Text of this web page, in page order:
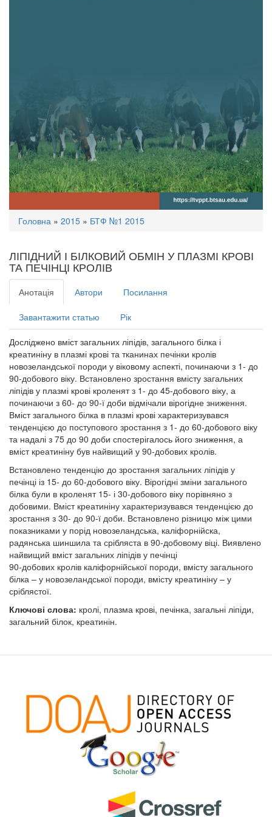
Ви
тут
Головна » 2015 » БТФ №1 2015
ЛІПІДНИЙ І БІЛКОВИЙ ОБМІН У ПЛАЗМІ КРОВІ
ТА ПЕЧІНЦІ КРОЛІВ
Анотація Автори Посилання
Завантажити статью Рік
Досліджено вміст загальних ліпідів, загального білка і
креатиніну в плазмі крові та тканинах печінки кролів
новозеландської породи у віковому аспекті, починаючи з 1- до
90-добового віку. Встановлено зростання вмісту загальних
ліпідів у плазмі крові кроленят з 1- до 45-добового віку, а
починаючи з 60- до 90-ї доби відмічали вірогідне зниження.
Вміст загального білка в плазмі крові характеризувався
тенденцією до поступового зростання з 1- до 60-добового віку
та надалі з 75 до 90 доби спостерігалось його зниження, а
вміст креатиніну був найвищий у 90-добових кролів.
Встановлено тенденцію до зростання загальних ліпідів у
печінці із 15- до 60-добового віку. Вірогідні зміни загального
білка були в кроленят 15- і 30-добового віку порівняно з
добовими. Вміст креатиніну характеризувався тенденцією до
зростання з 30- до 90-ї доби. Встановлено різницю між цими
показниками у порід новозеландська, каліфорнійска,
радянська шиншила та срібляста в 90-добовому віці. Виявлено
найвищий вміст загальних ліпідів у печінці
90-добових кролів каліфорнійської породи, вмісту загального
білка – у новозеландської породи, вмісту креатиніну – у
сріблястої.
Ключові слова: кролі, плазма крові, печінка, загальні ліпіди,
загальний білок, креатинін.